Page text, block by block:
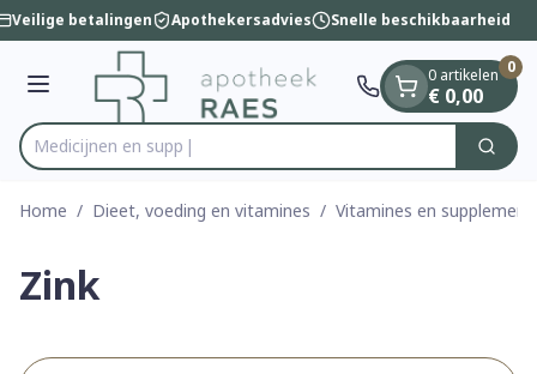
Ga naar de inhoud
1 van 1
Veilige betalingen Apothekersadvies Snelle beschikbaarheid
Menu
Product, merk, categorie... Zoek
0 artikelen
€ 0,00
0
Home / Dieet, voeding en vitamines / Vitamines en
Zink